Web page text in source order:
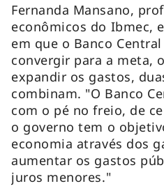
Fernanda Mansano,
econômicos do Ibmec,
em que o Banco
convergir para a meta,
expandir os gastos,
combinam. "O Banco
com o pé no freio, de
o governo tem o
economia através dos
aumentar os gastos
juros menores."